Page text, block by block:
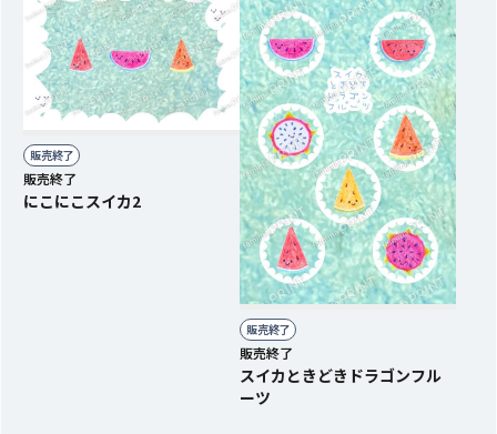
販売終了
販売終了
にこにこスイカ2
販売終了
販売終了
スイカときどきドラゴンフル
ーツ